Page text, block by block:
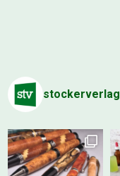
stockerverlag